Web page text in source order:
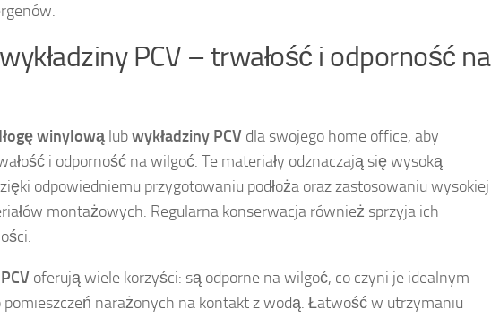
PCV – trwałość i odporność na
winylową lubwykładziny PCV dla swojego home office, aby
i odporność na wilgoć. Te materiały odznaczają się wysoką
odpowiedniemu przygotowaniu podłoża oraz zastosowaniu wysokiej
montażowych. Regularna konserwacja również sprzyja ich
oferują wiele korzyści: są odporne na wilgoć, co czyni je idealnym
narażonych na kontakt z wodą. Łatwość w utrzymaniu